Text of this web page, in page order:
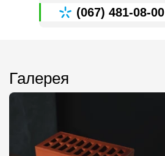
(067) 481-08-00
Галерея